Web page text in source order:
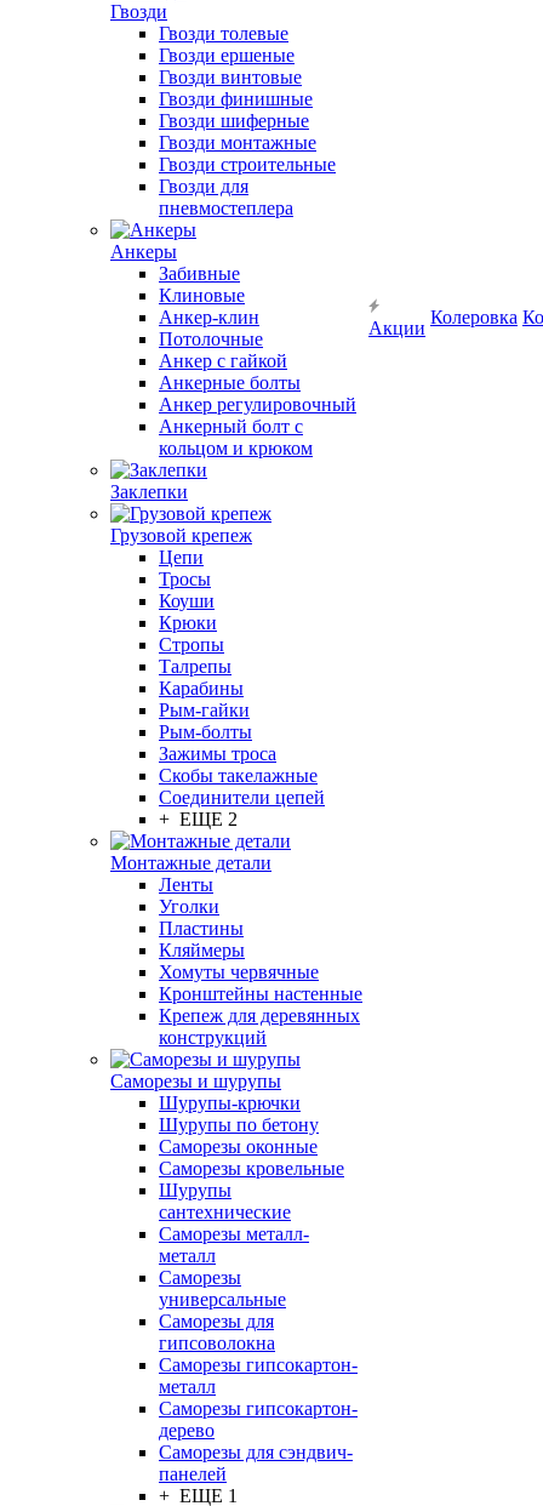
Гвозди
Гвозди толевые
Гвозди ершеные
Гвозди винтовые
Гвозди финишные
Гвозди шиферные
Гвозди монтажные
Гвозди строительные
Гвозди для
пневмостеплера
Анкеры
Забивные
Клиновые
Анкер-клин
Потолочные
Анкер с гайкой
Анкерные болты
Анкер регулировочный
Анкерный болт с
кольцом и крюком
Заклепки
Грузовой крепеж
Цепи
Тросы
Коуши
Крюки
Стропы
Талрепы
Карабины
Рым-гайки
Рым-болты
Зажимы троса
Скобы такелажные
Соединители цепей
+ ЕЩЕ 2
Монтажные детали
Ленты
Уголки
Пластины
Кляймеры
Хомуты червячные
Кронштейны настенные
Крепеж для деревянных
конструкций
Саморезы и шурупы
Шурупы-крючки
Шурупы по бетону
Саморезы оконные
Саморезы кровельные
Шурупы
сантехнические
Саморезы металл-
металл
Саморезы
универсальные
Саморезы для
гипсоволокна
Саморезы гипсокартон-
металл
Саморезы гипсокартон-
дерево
Саморезы для сэндвич-
панелей
+ ЕЩЕ 1
Акции
Колеровка